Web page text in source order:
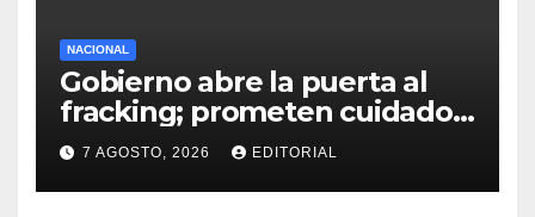
NACIONAL
Gobierno abre la puerta al
fracking; prometen cuidado
del agua y consultas
ciudadanas
7 AGOSTO, 2026 EDITORIAL